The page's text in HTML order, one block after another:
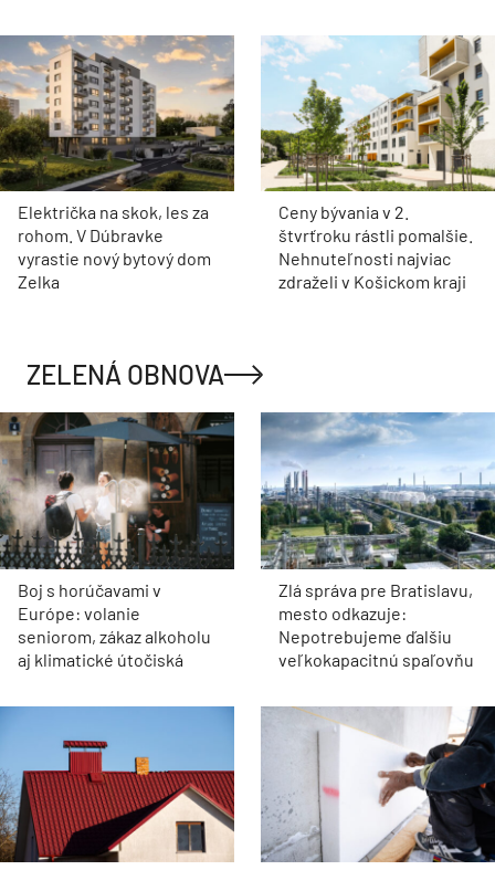
Električka na skok, les za
rohom. V Dúbravke
vyrastie nový bytový dom
Zelka
Ceny bývania v 2.
štvrťroku rástli pomalšie.
Nehnuteľnosti najviac
zdraželi v Košickom kraji
ZELENÁ OBNOVA
Boj s horúčavami v
Európe: volanie
seniorom, zákaz alkoholu
aj klimatické útočiská
Zlá správa pre Bratislavu,
mesto odkazuje:
Nepotrebujeme ďalšiu
veľkokapacitnú spaľovňu